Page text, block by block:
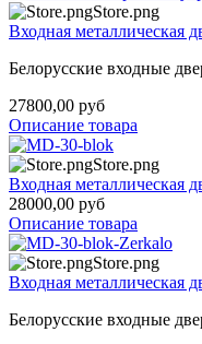
Store.png
Входная металлическая
Белорусские входные
27800,00 руб
Описание товара
Store.png
Входная металлическая
28000,00 руб
Описание товара
Store.png
Входная металлическая
Белорусские входные